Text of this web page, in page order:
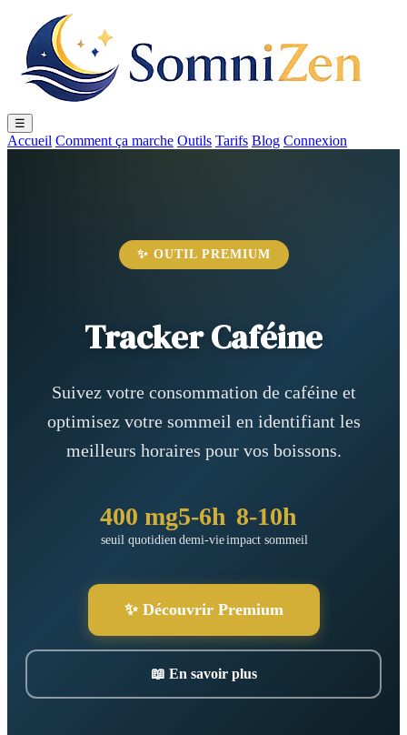
☰
Accueil Comment ça marche Outils Tarifs Blog Connexion
✨ OUTIL PREMIUM
Tracker Caféine
Suivez votre consommation de caféine et
optimisez votre sommeil en identifiant les
meilleurs horaires pour vos boissons.
400 mg
seuil quotidien
5-6h
demi-vie
8-10h
impact sommeil
✨ Découvrir Premium
📖 En savoir plus